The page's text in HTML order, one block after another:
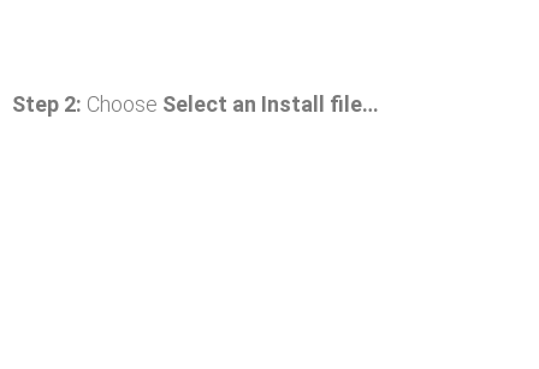
Step 2: Choose Select an Install file…